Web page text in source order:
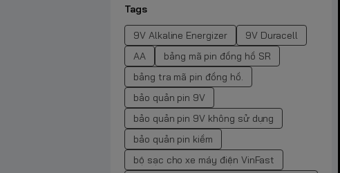
Tags
9V Alkaline Energizer
9V Duracell
AA
bảng mã pin đồng hồ SR
bảng tra mã pin đồng hồ.
bảo quản pin 9V
bảo quản pin 9V không sử dụng
bảo quản pin kiềm
bộ sạc cho xe máy điện VinFast